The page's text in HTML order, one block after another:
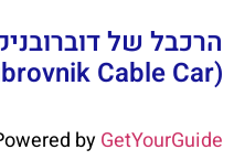
הרכבל של
(Dubrovnik Cable Car)
byGetYourGuide